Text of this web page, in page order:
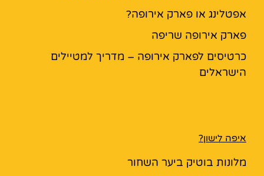
אפטלינג או פארק אירופה?
פארק אירופה שריפה
כרטיסים לפארק אירופה – מדריך למטיילים
הישראלים
איפה לישון?
מלונות בוטיק ביער השחור